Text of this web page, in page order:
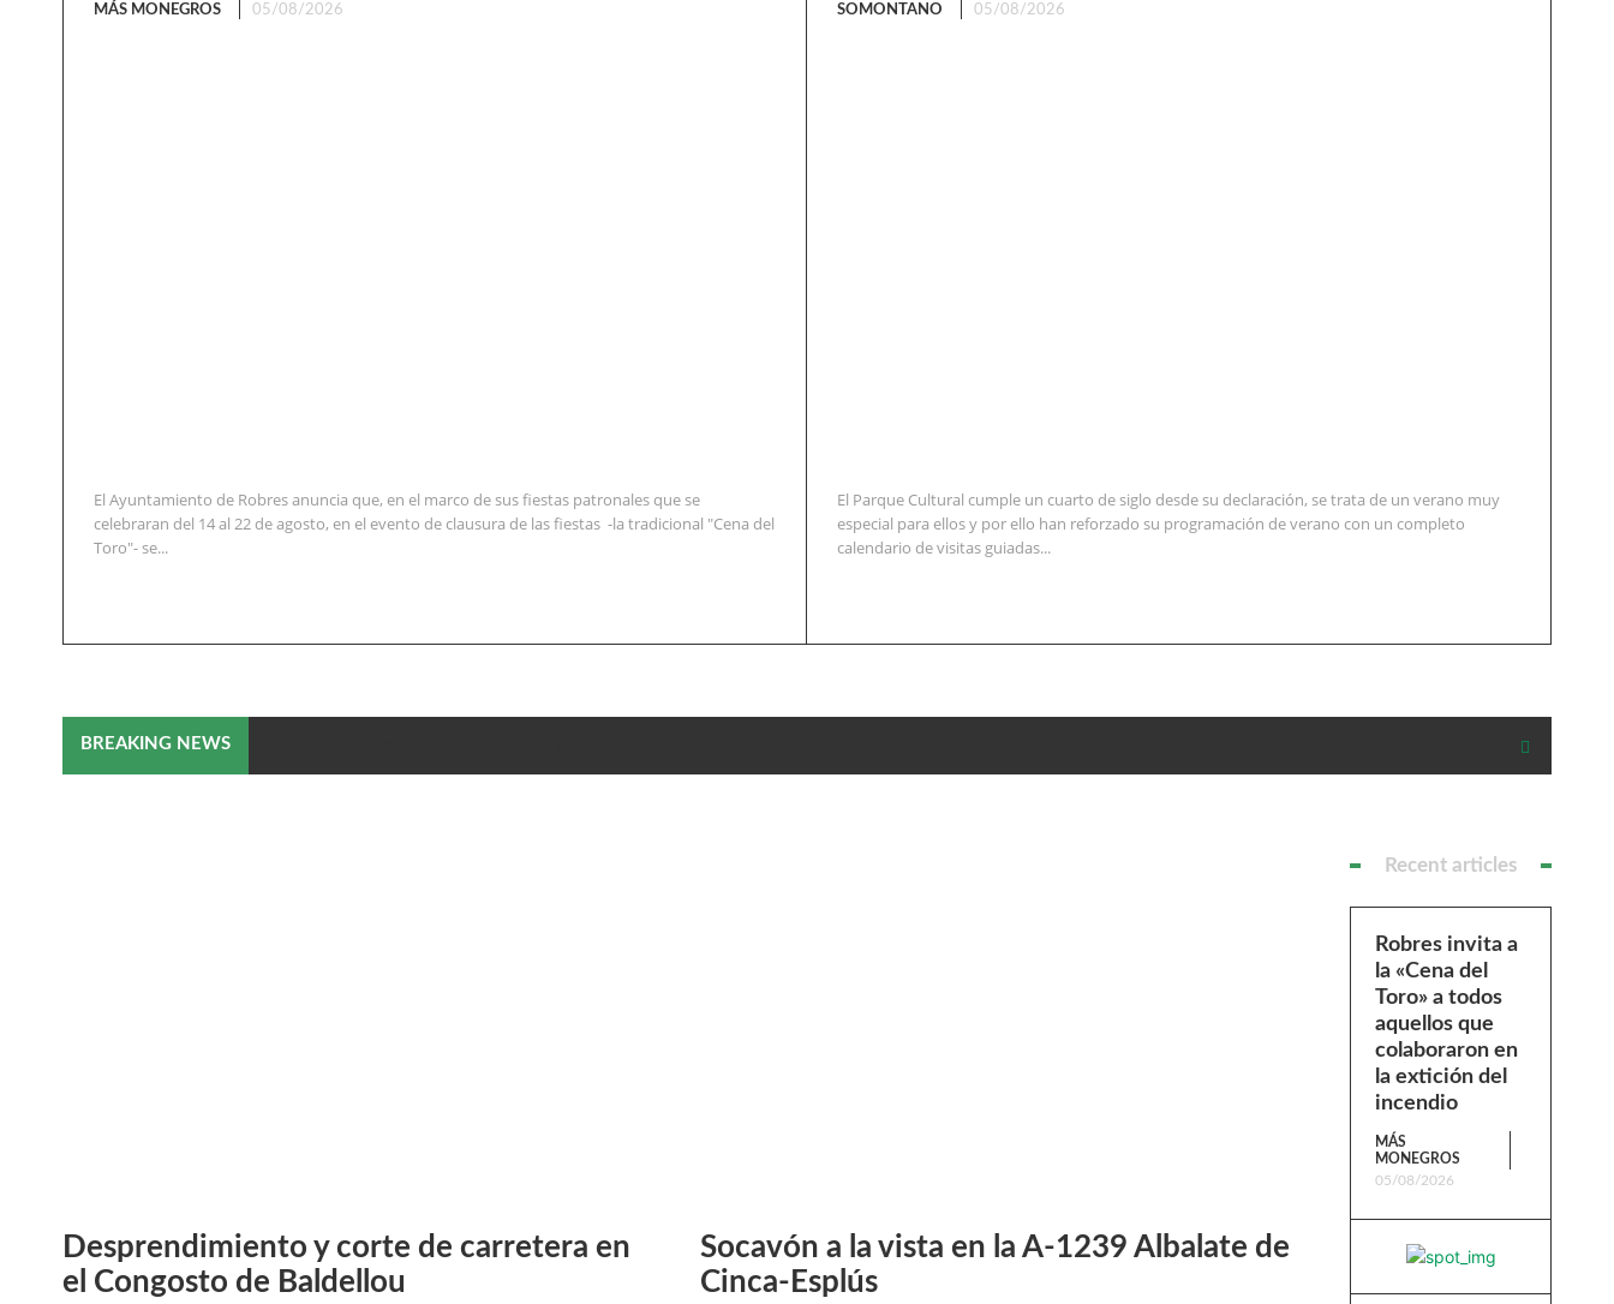
MÁS MONEGROS 05/08/2026
El Ayuntamiento de Robres anuncia que, en el marco de sus fiestas patronales que se
celebraran del 14 al 22 de agosto, en el evento de clausura de las fiestas -la tradicional "Cena del
Toro"- se...
SOMONTANO 05/08/2026
El Parque Cultural cumple un cuarto de siglo desde su declaración, se trata de un verano muy
especial para ellos y por ello han reforzado su programación de verano con un completo
calendario de visitas guiadas...
BREAKING NEWS
Desprendimiento y corte de carretera en
el Congosto de Baldellou
Socavón a la vista en la A-1239 Albalate de
Cinca-Esplús
Recent articles
Robres invita a
la «Cena del
Toro» a todos
aquellos que
colaboraron en
la extición del
incendio
MÁS
MONEGROS
05/08/2026